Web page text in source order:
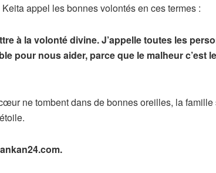
appel les bonnes volontés en ces termes :
à la volonté divine. J’appelle toutes les
pour nous aider, parce que le malheur c’est
ne tombent dans de bonnes oreilles, la